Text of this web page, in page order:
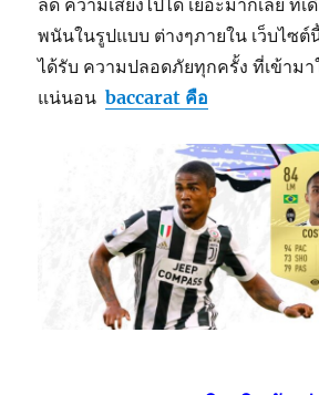
พนันในรูปแบบ ต่างๆภายใน เว็บไซต์
ได้รับ ความปลอดภัยทุกครั้ง ที่เข้ามา
แน่นอนbaccarat คือ